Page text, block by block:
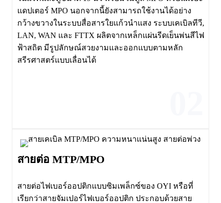
แดปเตอร์ MPO นอกจากนี้ยังสามารถใช้งานได้อย่าง
กว้างขวางในระบบสื่อสารใยแก้วนำแสง ระบบเคเบิลทีวี,
LAN, WAN และ FTTX ผลิตจากเหล็กแผ่นรีดเย็นพ่นสีไฟ
ฟ้าสถิต มีรูปลักษณ์สวยงามและออกแบบตามหลัก
สรีรศาสตร์แบบเลื่อนได้
สายต่อ MTP/MPO
สายต่อไฟเบอร์ออปติกแบบซิมเพล็กซ์ของ OYI หรือที่
เรียกว่าสายจัมเปอร์ไฟเบอร์ออปติก ประกอบด้วยสาย